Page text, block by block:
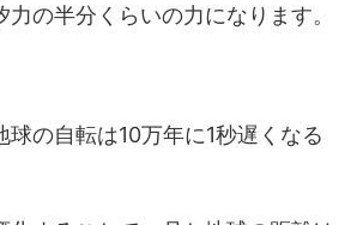
の半分くらいの力になります。
球の自転は10万年に1秒遅くなる